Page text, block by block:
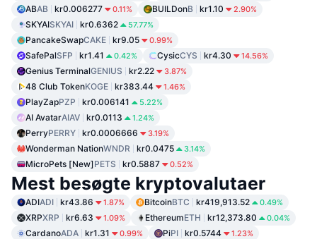
ABAB kr0.006277 0.11% BUILDonB kr1.10 2.90%
SKYAISKYAI kr0.6362 57.77%
PancakeSwapCAKE kr9.05 0.99%
SafePalSFP kr1.41 0.42% CysicCYS kr4.30 14.56%
Genius TerminalGENIUS kr2.22 3.87%
48 Club TokenKOGE kr383.44 1.46%
PlayZapPZP kr0.006141 5.22%
AI AvatarAIAV kr0.0113 1.24%
PerryPERRY kr0.0006666 3.19%
Wonderman NationWNDR kr0.0475 3.14%
MicroPets [New]PETS kr0.5887 0.52%
Mest besøgte kryptovalutaer
ADIADI kr43.86 1.87% BitcoinBTC kr419,913.52 0.49%
XRPXRP kr6.63 1.09% EthereumETH kr12,373.80 0.04%
CardanoADA kr1.31 0.99% PiPI kr0.5744 1.23%